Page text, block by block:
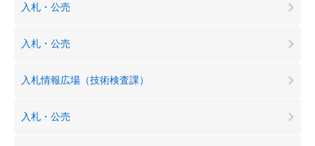
入札・公売
入札・公売
入札情報広場（技術検査課）
入札・公売